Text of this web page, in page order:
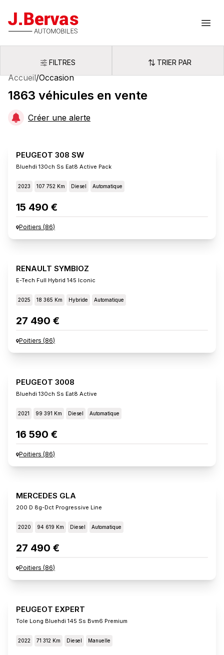
J.Bervas
Filtres
FILTRES Trier par
TRIER PAR
Accueil/Occasion
1863 véhicules en vente
Créer une alerte
PEUGEOT 308 SW
Bluehdi 130ch Ss Eat8 Active Pack
2023 107 752 Km Diesel Automatique
15 490 €
Poitiers (86)
RENAULT SYMBIOZ
E-Tech Full Hybrid 145 Iconic
2025 18 365 Km Hybride Automatique
27 490 €
Poitiers (86)
PEUGEOT 3008
Bluehdi 130ch Ss Eat8 Active
2021 99 391 Km Diesel Automatique
16 590 €
Poitiers (86)
MERCEDES GLA
200 D 8g-Dct Progressive Line
2020 94 619 Km Diesel Automatique
27 490 €
Poitiers (86)
PEUGEOT EXPERT
Tole Long Bluehdi 145 Ss Bvm6 Premium
2022 71 312 Km Diesel Manuelle